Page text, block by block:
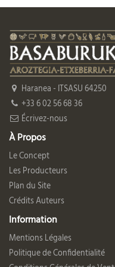
Haranea - ITSASU 64250
+33 6 02 56 68 36
Écrivez-nous
À Propos
Le Concept
Les Producteurs
Plan du Site
Crédits Auteurs
Information
Mentions Légales
Politique de Confidentialité